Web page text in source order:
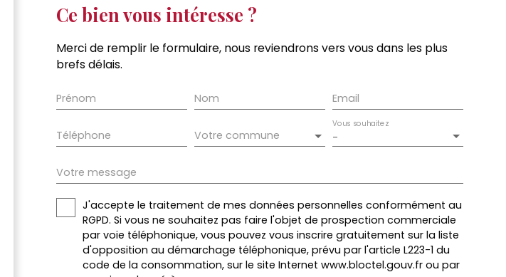
Ce bien vous intéresse ?
Merci de remplir le formulaire, nous reviendrons vers vous dans les plus
brefs délais.
Prénom Nom Email
Téléphone Votre commune -
Vous souhaitez
Votre message
J'accepte le traitement de mes données personnelles conformément au
RGPD. Si vous ne souhaitez pas faire l'objet de prospection commerciale
par voie téléphonique, vous pouvez vous inscrire gratuitement sur la liste
d'opposition au démarchage téléphonique, prévu par l'article L223-1 du
code de la consommation, sur le site Internet www.bloctel.gouv.fr ou par